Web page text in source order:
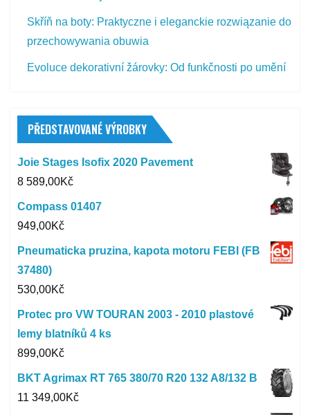
Skříň na boty: Praktyczne i eleganckie rozwiązanie do
przechowywania obuwia
Evoluce dekorativní žárovky: Od funkčnosti po umění
PŘEDSTAVOVANÉ VÝROBKY
Joie Stages Isofix 2020 Pavement
8 589,00Kč
Compass 01407
949,00Kč
Pneumaticka pruzina, kapota motoru FEBI (FB
37480)
530,00Kč
Protec pro VW TOURAN 2003 - 2010 plastové
lemy blatníků 4 ks
899,00Kč
BKT Agrimax RT 765 380/70 R20 132 A8/132 B
11 349,00Kč